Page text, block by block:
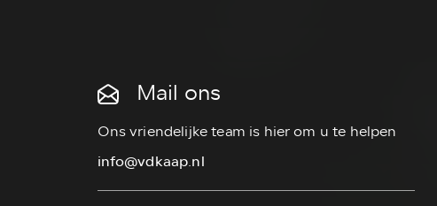
Mail ons
Ons vriendelijke team is hier om u te helpen
info@vdkaap.nl